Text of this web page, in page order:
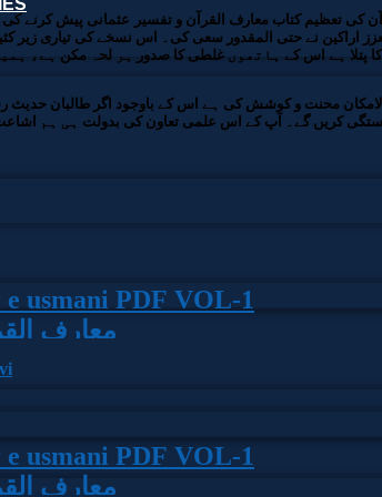
کی تعظیم کتاب معارف القرآن و تفسیر عثمانی پیش
نے حتی المقدور سعی کی۔ اس نسخے کی تیاری زیر کثیر
کا پتلا ہے اس کے ہاتھوں غلطی کا صدور ہر لحہ مکن ہے،
محنت و کوشش کی ہے اس کے باوجود اگر طالبان حدیث
کریں گے۔ آپ کے اس علمی تعاون کی بدولت ہی ہم
usmani PDF VOL-1
معارف
usmani PDF VOL-1
معارف